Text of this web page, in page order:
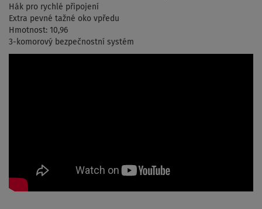
Hák pro rychlé připojení
Extra pevné tažné oko vpředu
Hmotnost: 10,96
3-komorový bezpečnostní systém